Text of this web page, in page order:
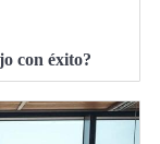
con éxito?